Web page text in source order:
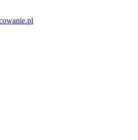
mogą skorzystać z płatnego
Obiekt zapewnia także przechowalnię